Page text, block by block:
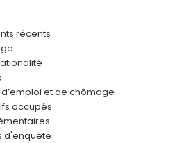
récents
d’emploi et de chômage
occupés
d'enquête